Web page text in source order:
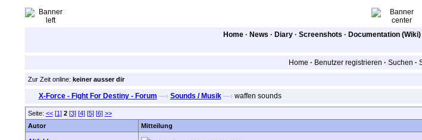
Home · News · Diary · Screenshots · Documentation (Wiki)
Home · Benutzer registrieren · Suchen ·
Zur Zeit online: keiner ausser dir
X-Force - Fight For Destiny - Forum —› Sounds / Musik —›waffen sounds
Seite: << [1] 2 [3] [4] [5] [6] >>
Autor
Mitteilung